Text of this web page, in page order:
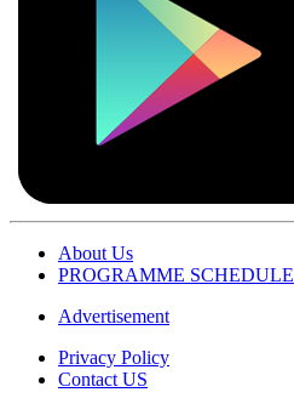
About Us
PROGRAMME SCHEDULE
Advertisement
Privacy Policy
Contact US